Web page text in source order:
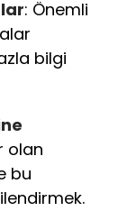
: Önemli
bilgi
olan
bu